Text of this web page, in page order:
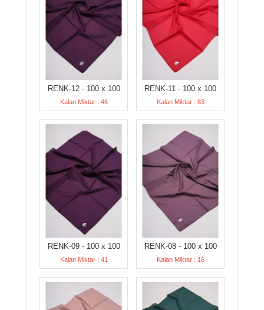
RENK-12 - 100 x 100
Kalan Miktar : 46
RENK-11 - 100 x 100
Kalan Miktar : 83
RENK-09 - 100 x 100
Kalan Miktar : 41
RENK-08 - 100 x 100
Kalan Miktar : 16